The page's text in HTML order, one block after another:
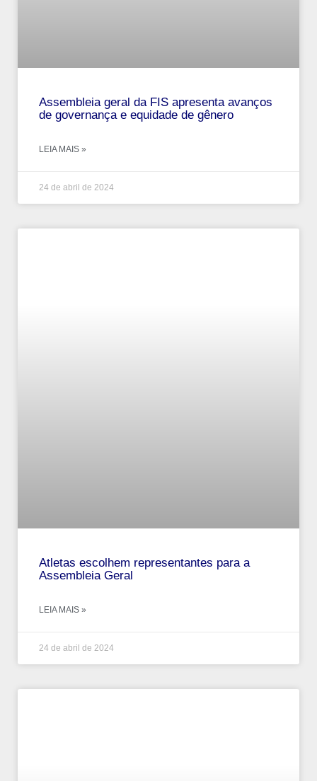
Assembleia geral da FIS apresenta avanços
de governança e equidade de gênero
LEIA MAIS »
24 de abril de 2024
Atletas escolhem representantes para a
Assembleia Geral
LEIA MAIS »
24 de abril de 2024